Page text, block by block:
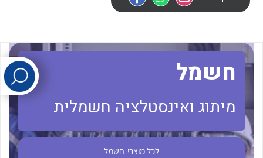
חשמל
מיתוג ואינסטלציה חשמלית
לכל מוצרי חשמל